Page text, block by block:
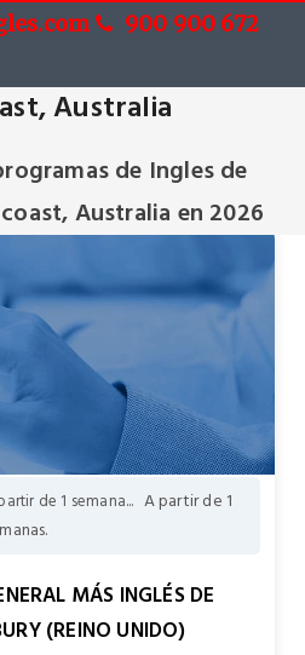
900 900 672
Australia
de Ingles de
Australia en 2026
de 1 semana... A partir de 1
MÁS INGLÉS DE
(REINO UNIDO)